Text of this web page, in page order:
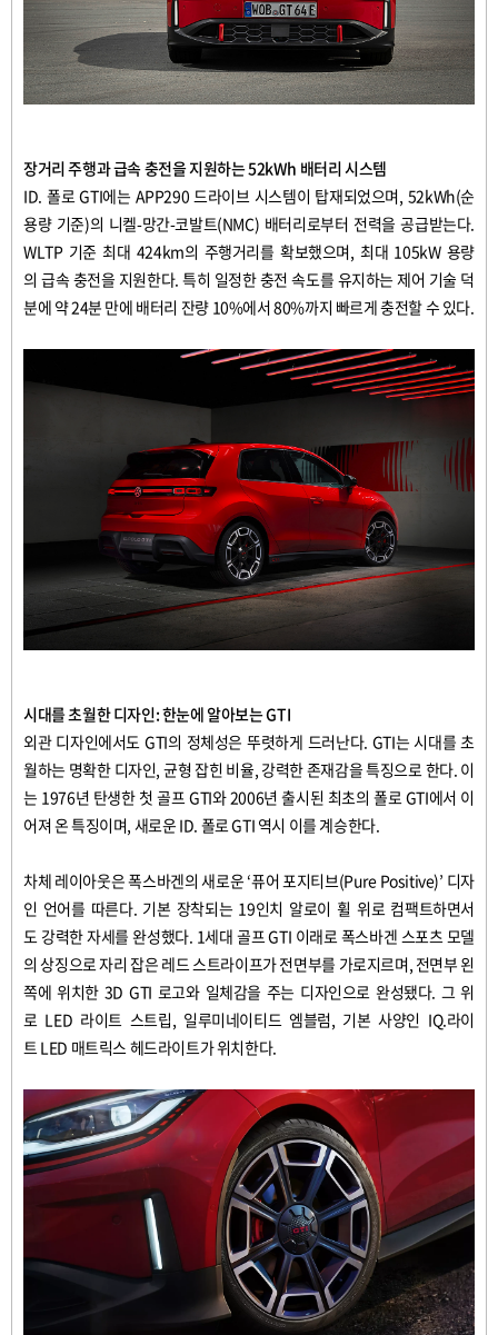
장거리주행과급속충전을지원하는52kWh 배터리시스템
ID. 폴로 GTI에는 APP290 드라이브 시스템이 탑재되었으며, 52kWh(순
용량 기준)의 니켈-망간-코발트(NMC) 배터리로부터 전력을 공급받는다.
WLTP 기준 최대 424km의 주행거리를 확보했으며, 최대 105kW 용량
의 급속충전을 지원한다. 특히 일정한충전 속도를 유지하는 제어 기술 덕
분에 약24분 만에 배터리 잔량 10%에서 80%까지 빠르게충전할수있다.
시대를초월한디자인:한눈에 알아보는GTI
외관 디자인에서도 GTI의 정체성은 뚜렷하게 드러난다. GTI는 시대를 초
월하는 명확한 디자인 균형 잡힌 비율 강력한존재감을특징으로 한다. 이
는 1976년 탄생한 첫 골프 GTI와2006년 출시된 최초의 폴로 GTI에서 이
어져 온특징이며 새로운 ID. 폴로 GTI 역시 이를 계승한다.
차체 레이아웃은폭스바겐의 새로운 ‘퓨어 포지티브(Pure Positive)’ 디자
인 언어를 따른다. 기본 장착되는 19인치 알로이 휠 위로 컴팩트하면서
도 강력한자세를 완성했다. 1세대 골프 GTI 이래로 폭스바겐 스포츠 모델
의 상징으로 자리 잡은 레드 스트라이프가전면부를 가로지르며 전면부 왼
쪽에 위치한 3D GTI 로고와 일체감을 주는 디자인으로 완성됐다. 그 위
로 LED 라이트 스트립 일루미네이티드 엠블럼 기본 사양인 IQ. 라이
트 LED 매트릭스 헤드라이트가위치한다.